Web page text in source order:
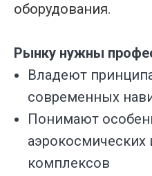
оборудования.
Рынку нужны
Владеют
современных
Понимают
комплексов